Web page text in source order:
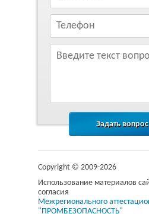
Copyright © 2009-2026
Использование материалов
согласия
Межрегионального
"ПРОМБЕЗОПАСНОСТЬ"